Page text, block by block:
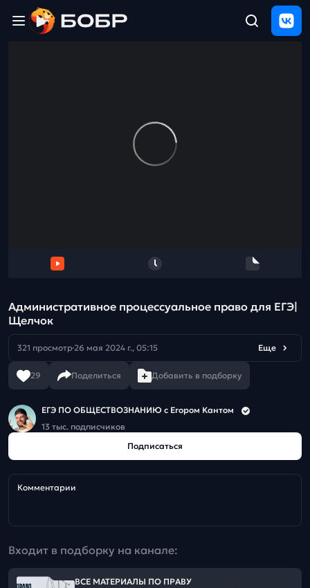
Административное процессуальное право для ЕГЭ|
Щелчок
321 просмотр26 мая 2024 г., 05:15 Еще
29 Поделиться Добавить в подборку
ЕГЭ ПО ОБЩЕСТВОЗНАНИЮ c Егором Кантом
13 тыс. подписчиков
Подписаться
Комментарии
Входит в подборку на канале:
ВСЕ МАТЕРИАЛЫ ПО ПРАВУ